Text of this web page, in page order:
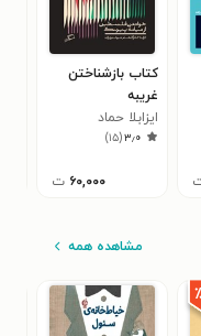
کتاب بازشناختن
غریبه
ایزابلا حماد
۳٫۰(۱۵)
۶۰,۰۰۰ ت
مشاهده همه